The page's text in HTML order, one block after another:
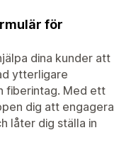
för
dina kunder att
ytterligare
fiberintag. Med ett
dig att engagera
låter dig ställa in